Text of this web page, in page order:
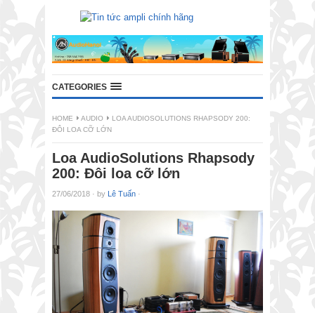
CATEGORIES
HOME AUDIO
LOA AUDIOSOLUTIONS RHAPSODY 200:
ĐÔI LOA CỠ LỚN
Loa AudioSolutions Rhapsody
200: Đôi loa cỡ lớn
27/06/2018 · by Lê Tuấn ·